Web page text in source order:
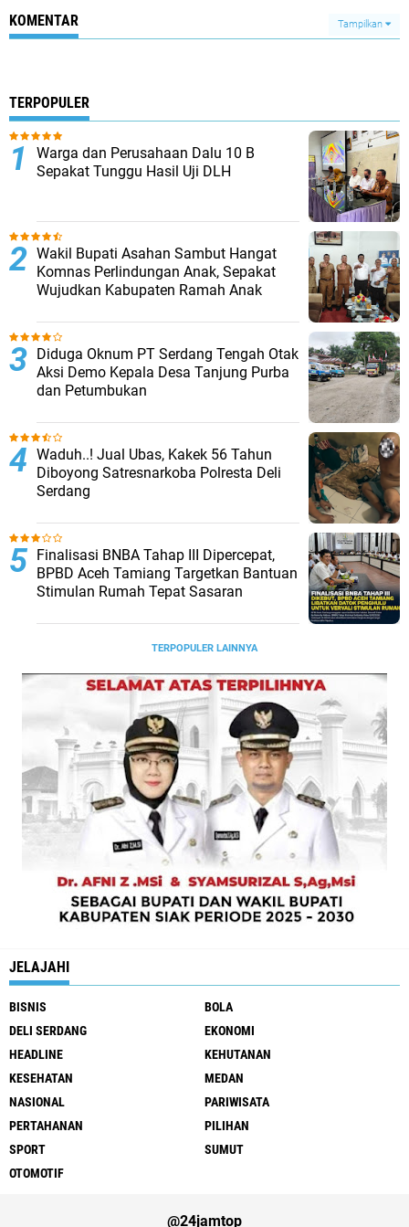
KOMENTAR Tampilkan
TERPOPULER
Warga dan Perusahaan Dalu 10 B
Sepakat Tunggu Hasil Uji DLH
Wakil Bupati Asahan Sambut Hangat
Komnas Perlindungan Anak, Sepakat
Wujudkan Kabupaten Ramah Anak
Diduga Oknum PT Serdang Tengah Otak
Aksi Demo Kepala Desa Tanjung Purba
dan Petumbukan
Waduh..! Jual Ubas, Kakek 56 Tahun
Diboyong Satresnarkoba Polresta Deli
Serdang
Finalisasi BNBA Tahap III Dipercepat,
BPBD Aceh Tamiang Targetkan Bantuan
Stimulan Rumah Tepat Sasaran
TERPOPULER LAINNYA
JELAJAHI
BISNIS
BOLA
DELI SERDANG
EKONOMI
HEADLINE
KEHUTANAN
KESEHATAN
MEDAN
NASIONAL
PARIWISATA
PERTAHANAN
PILIHAN
SPORT
SUMUT
OTOMOTIF
@24jamtop